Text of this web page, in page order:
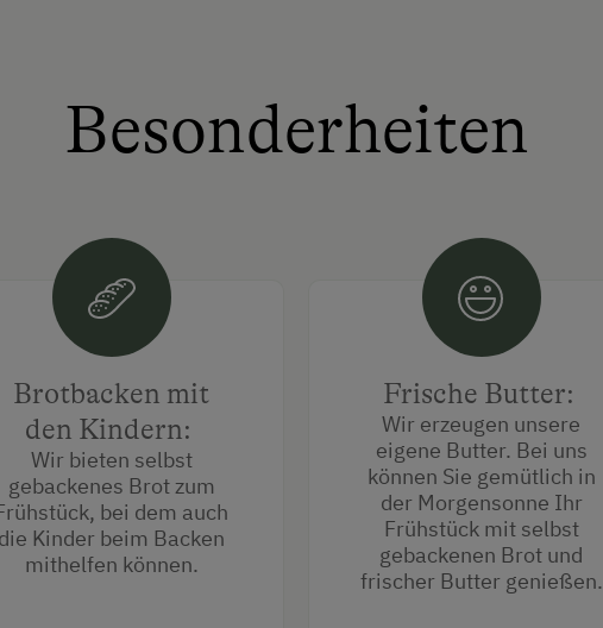
Besonderheiten
Brotbacken mit
den Kindern:
Wir bieten selbst
gebackenes Brot zum
bei dem auch
die Kinder beim Backen
mithelfen können.
Frische Butter:
Wir erzeugen unsere
eigene Butter. Bei uns
können Sie gemütlich in
der Morgensonne Ihr
Frühstück mit selbst
gebackenen Brot und
frischer Butter genießen.